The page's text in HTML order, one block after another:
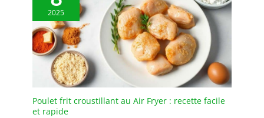
carbone conçu avec
unrevêtement métallique
attrayant de couleur
dorée. Elle est résistante
au four jusqu'à230°C et
évite la déformation
après une utilisation
répétée pour durer toute
unevie ! BORDURE
2025
Poulet frit croustillant au Air Fryer : recette facile
et rapide